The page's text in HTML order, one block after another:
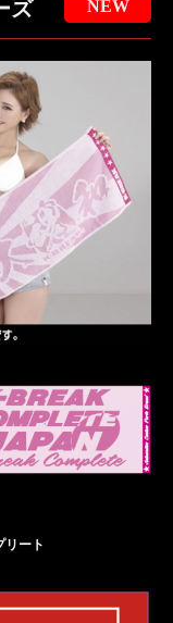
ズ NEW
リート